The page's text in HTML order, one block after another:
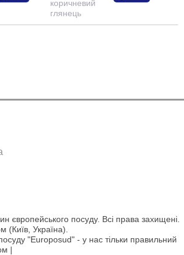
європейського посуду. Всі права захищені.
(Київ, Україна).
"Europosud" - у нас тільки правильний
|